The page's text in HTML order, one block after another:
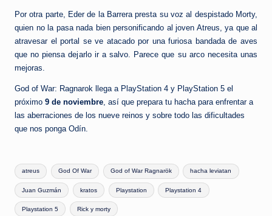
Por otra parte, Eder de la Barrera presta su voz al despistado Morty,
quien no la pasa nada bien personificando al joven Atreus, ya que al
atravesar el portal se ve atacado por una furiosa bandada de aves
que no piensa dejarlo ir a salvo. Parece que su arco necesita unas
mejoras.
God of War: Ragnarok llega a PlayStation 4 y PlayStation 5 el
próximo 9 de noviembre , así que prepara tu hacha para enfrentar a
las aberraciones de los nueve reinos y sobre todo las dificultades
que nos ponga Odín.
Etiquetas:
atreus God Of War God of War Ragnarök hacha leviatan
Juan Guzmán kratos Playstation Playstation 4
Playstation 5 Rick y morty